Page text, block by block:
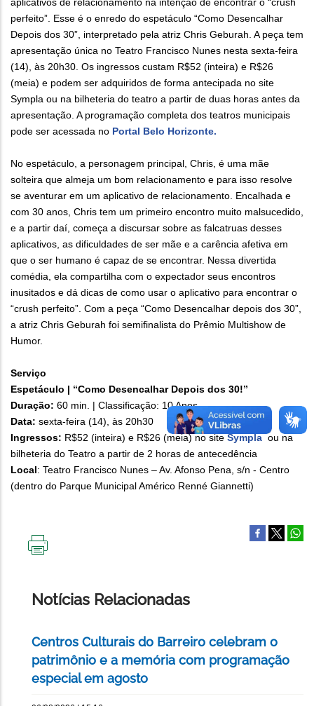
aplicativos de relacionamento na intenção de encontrar o “crush
perfeito”. Esse é o enredo do espetáculo “Como Desencalhar
Depois dos 30”, interpretado pela atriz Chris Geburah. A peça tem
apresentação única no Teatro Francisco Nunes nesta sexta-feira
(14), às 20h30. Os ingressos custam R$52 (inteira) e R$26
(meia) e podem ser adquiridos de forma antecipada no site
Sympla ou na bilheteria do teatro a partir de duas horas antes da
apresentação. A programação completa dos teatros municipais
pode ser acessada no Portal Belo Horizonte.
No espetáculo, a personagem principal, Chris, é uma mãe
solteira que almeja um bom relacionamento e para isso resolve
se aventurar em um aplicativo de relacionamento. Encalhada e
com 30 anos, Chris tem um primeiro encontro muito malsucedido,
e a partir daí, começa a discursar sobre as falcatruas desses
aplicativos, as dificuldades de ser mãe e a carência afetiva em
que o ser humano é capaz de se encontrar. Nessa divertida
comédia, ela compartilha com o expectador seus encontros
inusitados e dá dicas de como usar o aplicativo para encontrar o
“crush perfeito”. Com a peça “Como Desencalhar depois dos 30”,
a atriz Chris Geburah foi semifinalista do Prêmio Multishow de
Humor.
Serviço
Espetáculo | “Como Desencalhar Depois dos 30!”
Duração: 60 min. | Classificação: 10 Anos
Data: sexta-feira (14), às 20h30
Ingressos: R$52 (inteira) e R$26 (meia) no siteSymplaou na
bilheteria do Teatro a partir de 2 horas de antecedência
Local: Teatro Francisco Nunes – Av. Afonso Pena, s/n - Centro
(dentro do Parque Municipal Américo Renné Giannetti)
Notícias Relacionadas
Centros Culturais do Barreiro celebram o
patrimônio e a memória com programação
especial em agosto